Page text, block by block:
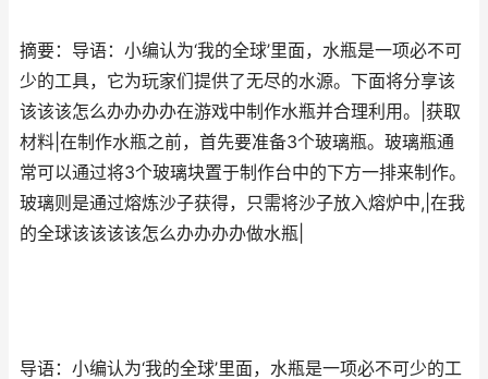
摘要：导语：小编认为‘我的全球’里面，水瓶是一项必不可
少的工具，它为玩家们提供了无尽的水源。下面将分享该
该该该怎么办办办办在游戏中制作水瓶并合理利用。|获取
材料|在制作水瓶之前，首先要准备3个玻璃瓶。玻璃瓶通
常可以通过将3个玻璃块置于制作台中的下方一排来制作。
玻璃则是通过熔炼沙子获得，只需将沙子放入熔炉中,|在我
的全球该该该该怎么办办办办做水瓶|
导语：小编认为‘我的全球’里面，水瓶是一项必不可少的工